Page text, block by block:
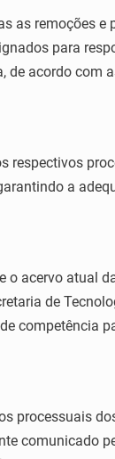
as remoções
para
de acordo com
respectivos
a
o acervo atual
de
competência
processuais
comunicado